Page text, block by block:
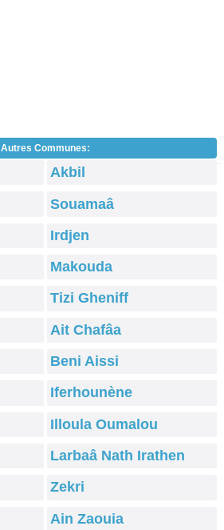
Autres Communes:
Akbil
Souamaâ
Irdjen
Makouda
Tizi Gheniff
Ait Chafâa
Beni Aissi
Iferhounène
Illoula Oumalou
Larbaâ Nath Irathen
Zekri
Ain Zaouia